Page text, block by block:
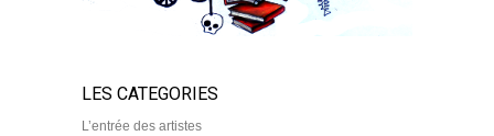
LES CATEGORIES
L’entrée des artistes